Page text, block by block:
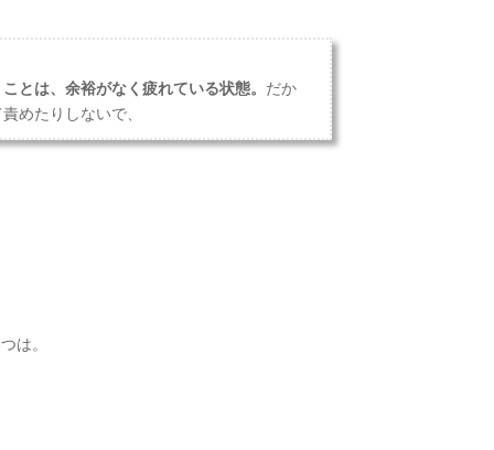
とは、余裕がなく疲れている状態。 だか
めたりしないで、
は。